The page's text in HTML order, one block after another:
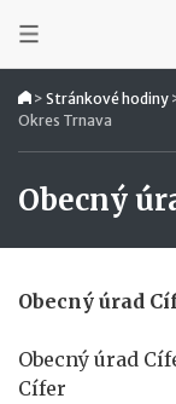
> Stránkové hodiny
Okres Trnava
Obecný
Obecný úrad
Obecný úrad
Cífer